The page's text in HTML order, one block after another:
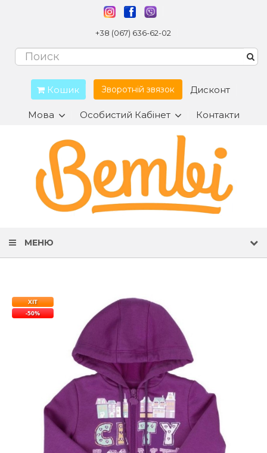
+38 (067) 636-62-02
Кошик Зворотній звязок Дисконт
Мова Особистий Кабінет Контакти
МЕНЮ
ХІТ
-50%